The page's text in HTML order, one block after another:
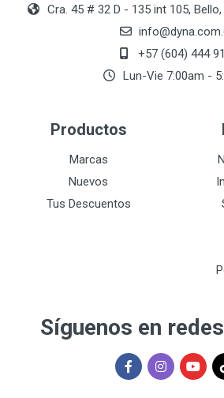
Cra. 45 # 32 D - 135 int 105,
+57 (604) 444
Lun-Vie 7:00am -
Productos
Marcas
Nuevos
Tus Descuentos
Síguenos en